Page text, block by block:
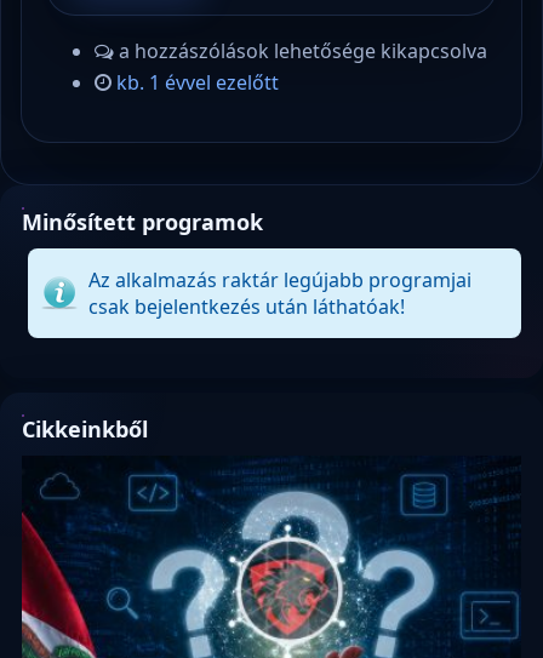
a hozzászólások lehetősége kikapcsolva
kb. 1 évvel ezelőtt
Minősített programok
Az alkalmazás raktár legújabb programjai
csak bejelentkezés után láthatóak!
Cikkeinkből